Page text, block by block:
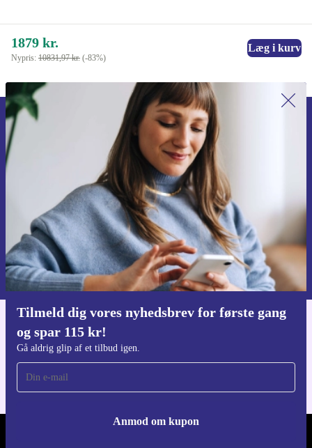
1879 kr.
Nypris: 10831,97 kr. (-83%)
Læg i kurv
Tilmeld dig vores nyhedsbrev for første gang
og spar 115 kr!
Gå aldrig glip af et tilbud igen.
Anmod om kupon
Tilmeld dig vores nyhedsbrev for
første gang og spar 115 kr!
Gå aldrig glip af et tilbud igen.
Anmod om kupon
Du kan finde information omkring vores brug af personlig data i vores
Privatlivspolitik.
Til iOS og Android